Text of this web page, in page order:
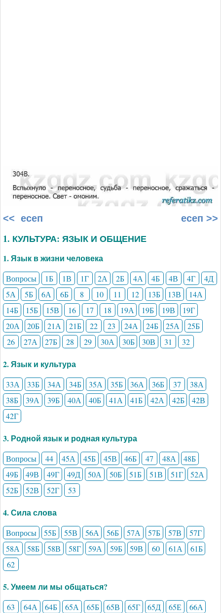
<< есеп есеп >>
1. КУЛЬТУРА: ЯЗЫК И ОБЩЕНИЕ
1. Язык в жизни человека
Вопросы 1Б 1В 1Г 2А 2Б 4А 4Б 4В 4Г
4Д
5А
5Б 6А 6Б 8 10 11 12 13Б 13В
14А
14Б
15Б 15В 16 17 18 19А 19Б 19В
19Г
20А
20Б 21А 21Б 22 23 24А 24Б 25А
25Б
26
27А 27Б 28 29 30А 30Б 30В 31 32
2. Язык и культура
33А 33Б 34А 34Б 35А 35Б 36А 36Б 37
38А
38Б
39А 39Б 40А 40Б 41А 41Б 42А 42Б
42В
42Г
3. Родной язык и родная культура
Вопросы 44 45А 45Б 45В 46Б 47 48А
48Б
49Б
49В 49Г 49Д 50А 50Б 51Б 51В 51Г
52А
52Б
52В 52Г 53
4. Сила слова
Вопросы 55Б 55В 56А 56Б 57А 57Б 57В
57Г
58А
58Б 58В 58Г 59А 59Б 59В 60 61А
61Б
62
5. Умеем ли мы общаться?
63 64А 64Б 65А 65Б 65В 65Г 65Д 65Е
66А